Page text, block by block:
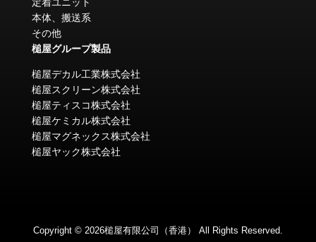
本体、搬送系
その他
槌屋グループ製品
槌屋デカル工業株式会社
槌屋スクリーン株式会社
槌屋ティスコ株式会社
槌屋ケミカル株式会社
槌屋マグネックス株式会社
槌屋ヤック株式会社
Copyright © 2026槌屋有限公司（香港） All Rights Reserved.